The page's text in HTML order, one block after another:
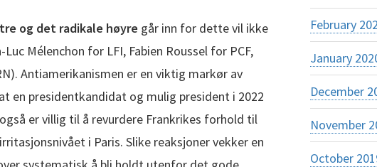
og det radikale høyre går inn for dette vil ikke
Mélenchon for LFI, Fabien Roussel for PCF,
Antiamerikanismen er en viktig markør av
en presidentkandidat og mulig president i 2022
også er villig til å revurdere Frankrikes forhold til
i Paris. Slike reaksjoner vekker en
February
January
December
November
October